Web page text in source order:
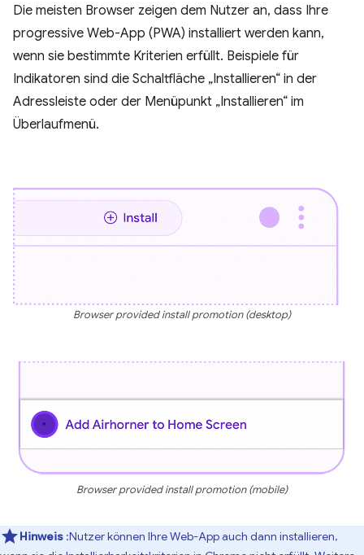
Die meisten Browser zeigen dem Nutzer an, dass Ihre
progressive Web-App (PWA) installiert werden kann,
wenn sie bestimmte Kriterien erfüllt. Beispiele für
Indikatoren sind die Schaltfläche „Installieren“ in der
Adressleiste oder der Menüpunkt „Installieren“ im
Überlaufmenü.
Browser provided install promotion (desktop)
Browser provided install promotion (mobile)
Hinweis :Nutzer können Ihre Web-App auch dann installieren,